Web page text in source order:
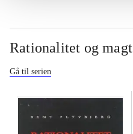
Rationalitet og magt
Gå til serien